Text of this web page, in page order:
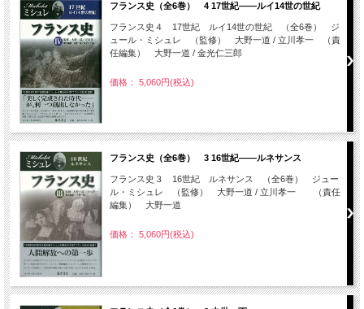
フランス史（全6巻） 4 17世紀――ルイ14世の世紀
フランス史４ 17世紀 ルイ14世の世紀 （全6巻） ジ
ュール・ミシュレ （監修） 大野一道 / 立川孝一 （責
任編集） 大野一道 / 金光仁三郎
価格： 5,060円(税込)
フランス史（全6巻） 3 16世紀――ルネサンス
フランス史３ 16世紀 ルネサンス （全6巻） ジュー
ル・ミシュレ （監修） 大野一道 / 立川孝一 （責任
編集） 大野一道
価格： 5,060円(税込)